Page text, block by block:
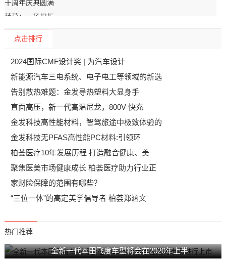
点击排行
2024国际CMF设计奖 | 为汽车设计
新能源汽车三电系统、电子电工等领域的新选
告别散热难题：金发导热塑料大显身手
直面高压，新一代高温尼龙，800V 快充
金发科技高性能材料，智驾旅途中极致体验的
金发科技无PFAS高性能PC材料:引领环
柏荟医疗10年发展历程 打造融合健康、美
聚焦医美市场健康成长 柏荟医疗助力行业正
家财险保障的范围有哪些？
“三位一体”的高定美学倡导者 柏荟郑涵文
热门推荐
全新一代本田飞度车型将会在2020年上半